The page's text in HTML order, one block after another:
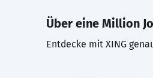
Über eine Million
Entdecke mit XING